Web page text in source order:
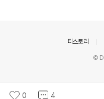
0 4
티스토리
©